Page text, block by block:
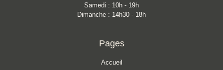
Samedi : 10h - 19h
Dimanche : 14h30 - 18h
Pages
Accueil